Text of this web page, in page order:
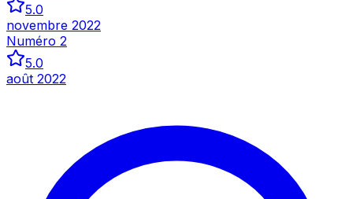
5.0
novembre 2022
Numéro 2
5.0
août 2022